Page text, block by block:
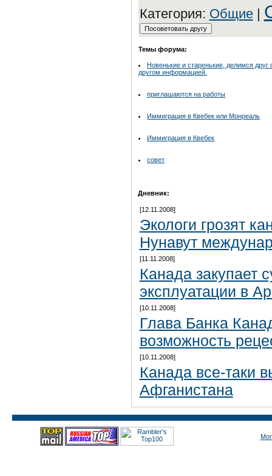
Категория: Общие|
Темы форума:
Новенькие и старенькие, делимся друг
другом информацией.
приглашаются на работы
Иммиграция в Квебек или Монреаль
Иммиграция в Квебек
совет
Дневник:
[12.11.2008]
Экологи грозят
Нунавут
[11.11.2008]
Канада закупает
эксплуатации в
[10.11.2008]
Глава Банка
возможность
[10.11.2008]
Канада все-таки
Афганистана